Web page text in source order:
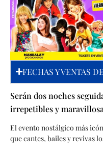
FECHAS Y VENTAS
Serán dos noches
irrepetibles y
El evento nostálgico más
que cantes, bailes y revivas